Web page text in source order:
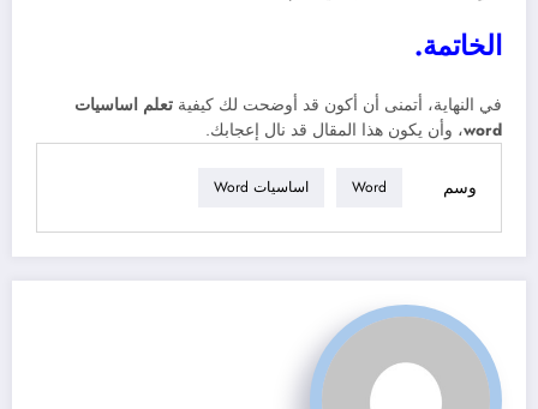
الخاتمة.
في النهاية، أتمنى أن أكون قد أوضحت لك كيفية تعلم اساسيات
word، وأن يكون هذا المقال قد نال إعجابك.
وسم Word اساسيات Word